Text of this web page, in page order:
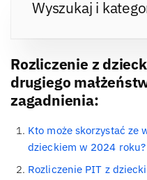
Wyszukaj i
Rozliczenie z
drugiego
zagadnienia:
Kto może skorzystać ze
dzieckiem w 2024 roku?
Rozliczenie PIT z